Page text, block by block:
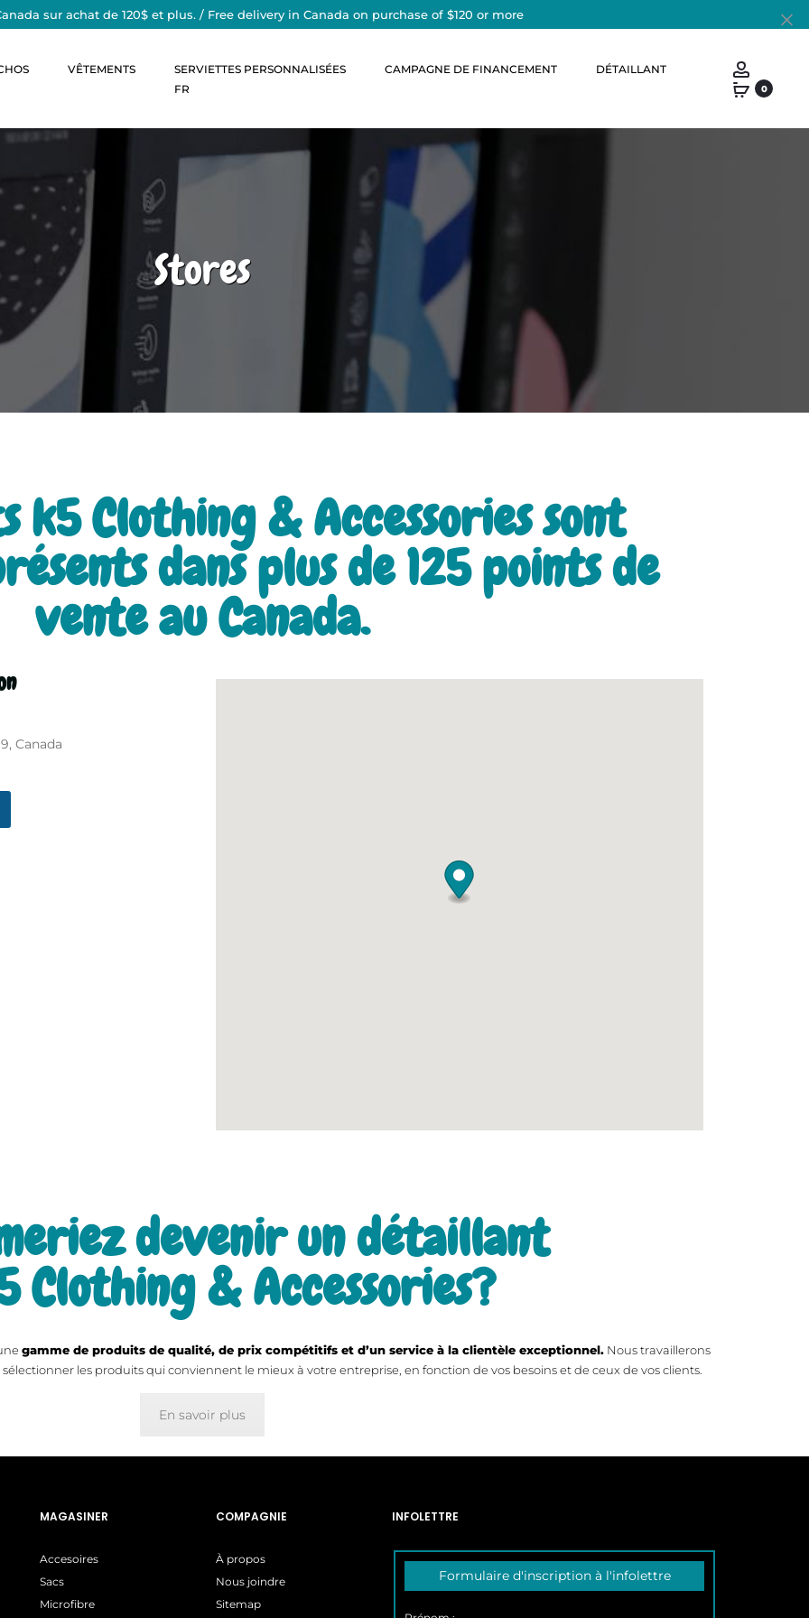
sur achat de 120$ et plus. / Free delivery in Canada on purchase of $120 or more
VÊTEMENTS SERVIETTES PERSONNALISÉES CAMPAGNE DE FINANCEMENT
DÉTAILLANT
FR
0
Stores
k5 Clothing & Accessories sont
dans plus de125 points de
vente au Canada.
Canada
devenir un détaillant
Clothing & Accessories?
gamme de produits de qualité, de prix compétitifs et d’un service à la clientèle exceptionnel.Nous travaillerons
les produits qui conviennent le mieux à votre entreprise, en fonction de vos besoins et de ceux de vos clients.
En savoir plus
MAGASINER
Accesoires
Sacs
Microfibre
COMPAGNIE
À propos
Nous joindre
Sitemap
INFOLETTRE
Formulaire d'inscription à l'infolettre